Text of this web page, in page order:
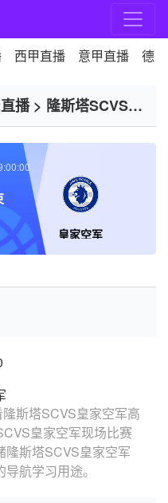
西甲直播 意甲直播 德
播> 隆斯塔SCVS皇
皇家空军
斯塔SCVS皇家空军高
皇家空军现场比赛
隆斯塔SCVS皇家空军
航学习用途。